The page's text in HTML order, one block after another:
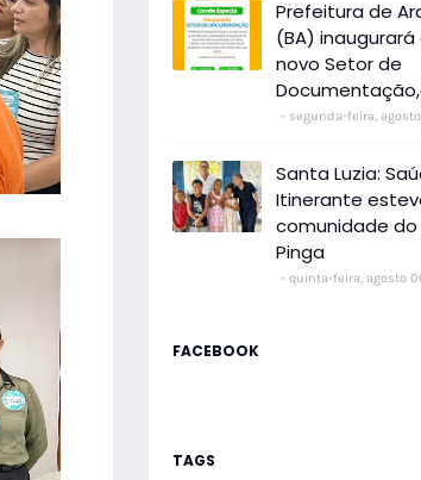
Prefeitura de
(BA) inaugurará
novo Setor de
segunda-feira,
Santa Luzia:
Itinerante
comunidade do
Pinga
quinta-feira, agosto
FACEBOOK
TAGS